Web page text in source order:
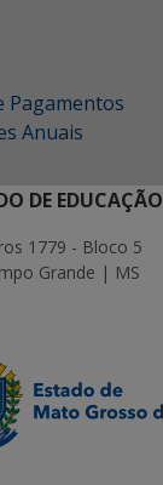
Pagamentos
Anuais
DE EDUCAÇÃO
1779 - Bloco 5
Grande | MS